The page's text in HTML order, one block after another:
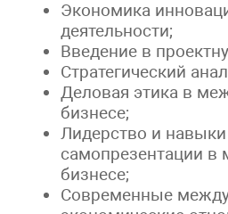
Экономика
деятельности;
Введение в
Стратегический
Деловая этика в
бизнесе;
Лидерство и навыки
самопрезентации
бизнесе;
Современные